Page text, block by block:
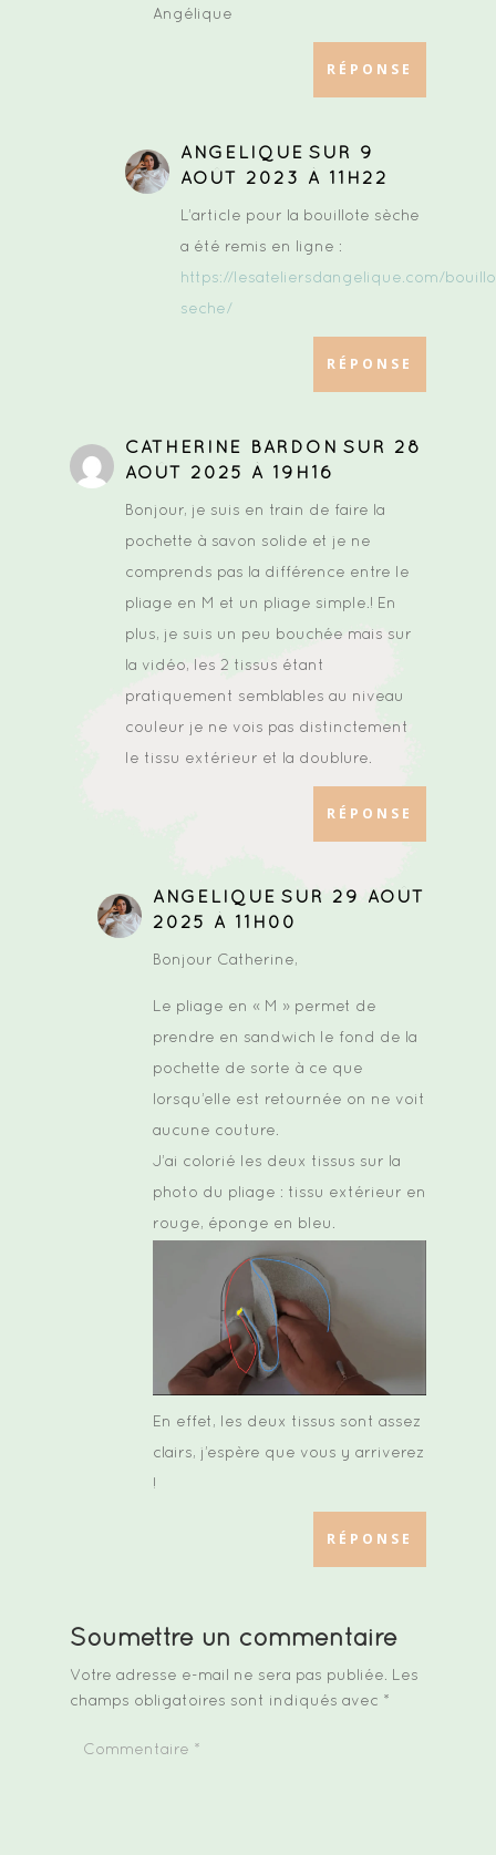
Angélique
RÉPONSE
ANGELIQUE SUR 9
AOÛT 2023 À 11H22
L’article pour la bouillote sèche
a été remis en ligne :
https://lesateliersdangelique.com/
seche/
RÉPONSE
CATHERINE BARDON SUR 28
AOÛT 2025 À 19H16
Bonjour, je suis en train de faire la
pochette à savon solide et je ne
comprends pas la différence entre le
pliage en M et un pliage simple.! En
plus, je suis un peu bouchée mais sur
la vidéo, les 2 tissus étant
pratiquement semblables au niveau
couleur je ne vois pas distinctement
le tissu extérieur et la doublure.
RÉPONSE
ANGELIQUE SUR 29 AOÛT
2025 À 11H00
Bonjour Catherine,
Le pliage en « M » permet de
prendre en sandwich le fond de la
pochette de sorte à ce que
lorsqu’elle est retournée on ne voit
aucune couture.
J’ai colorié les deux tissus sur la
photo du pliage : tissu extérieur en
rouge, éponge en bleu.
En effet, les deux tissus sont assez
clairs, j’espère que vous y arriverez
!
RÉPONSE
Soumettre un commentaire
Votre adresse e-mail ne sera pas publiée. Les
champs obligatoires sont indiqués avec *